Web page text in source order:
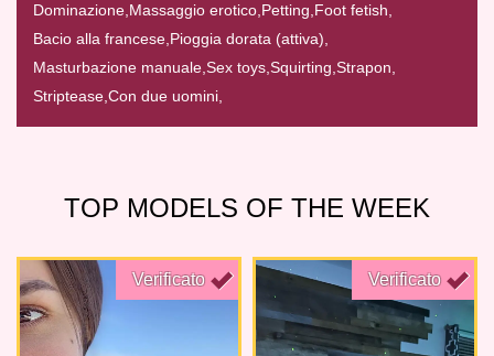
Dominazione, Massaggio erotico, Petting, Foot fetish,
Bacio alla francese, Pioggia dorata (attiva),
Masturbazione manuale, Sex toys, Squirting, Strapon,
Striptease, Con due uomini,
TOP MODELS OF THE WEEK
Verificato Verificato